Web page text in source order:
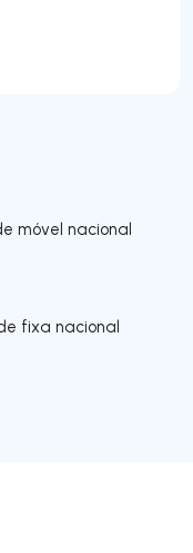
móvel nacional
fixa nacional